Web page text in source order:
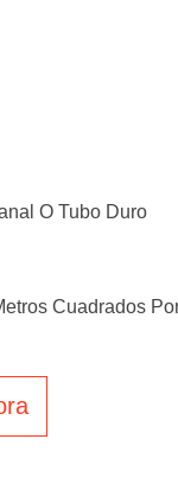
O Tubo Duro
Cuadrados